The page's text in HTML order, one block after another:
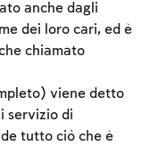
anche dagli
dei loro cari, ed è
chiamato
viene detto
servizio di
tutto ciò che è